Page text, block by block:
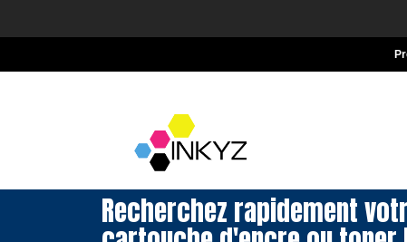
Recherchez rapidement